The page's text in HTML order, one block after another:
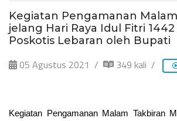
Kegiatan Pengamanan
jelang Hari Raya Idul Fitri
Poskotis Lebaran oleh Bupati
05 Agustus 2021 349 kali
Kegiatan Pengamanan Malam Takbiran